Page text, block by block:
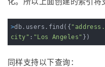
>db.users.find({
city" : "Los Angeles" })
同样支持以下查询：